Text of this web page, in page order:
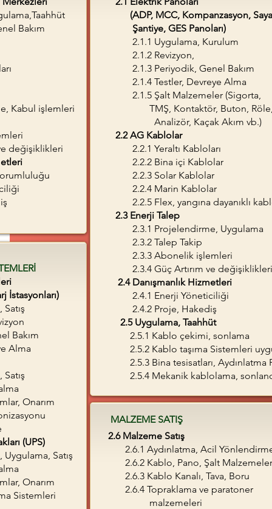
Bakım
işlemleri
Alma
Onarım
(UPS)
Satış
Onarım
Sistemleri
(ADP, MCC, Kompanzasyon,
Şantiye, GES Panoları)
2.1.1 Uygulama, Kurulum
2.1.2 Revizyon,
2.1.3 Periyodik, Genel Bakım
2.1.4 Testler, Devreye Alma
2.1.5 Şalt Malzemeler
TMŞ, Kontaktör, Buton,
Analizör, Kaçak Akım vb.)
2.2 AG Kablolar
2.2.1 Yeraltı Kabloları
2.2.2 Bina içi Kablolar
2.2.3 Solar Kablolar
2.2.4 Marin Kablolar
2.2.5 Flex, yangına dayanıklı
2.3 Enerji Talep
2.3.1 Projelendirme, Uygulama
2.3.2 Talep Takip
2.3.3 Abonelik işlemleri
2.3.4 Güç Artırım ve değişiklikleri
2.4 Danışmanlık Hizmetleri
2.4.1 Enerji Yöneticiliği
2.4.2 Proje, Hakediş
2.5 Uygulama, Taahhüt
2.5.1 Kablo çekimi, sonlama
2.5.2 Kablo taşıma Sistemleri
2.5.3 Bina tesisatları, Aydınlatma
2.5.4 Mekanik kablolama,
MALZEME SATIŞ
2.6 Malzeme Satış
2.6.1 Aydınlatma, Acil
2.6.2 Kablo, Pano, Şalt Malzemeler
2.6.3 Kablo Kanalı, Tava, Boru
2.6.4 Topraklama ve paratoner
malzemeleri